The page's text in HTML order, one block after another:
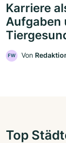
Karriere
Aufgaben
FW Von
Top